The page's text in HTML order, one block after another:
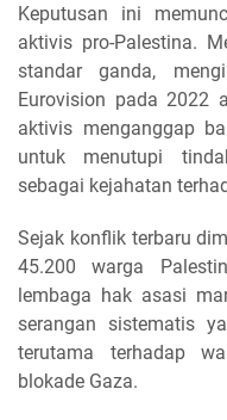
Keputusan ini
aktivis pro-Palestina.
standar ganda,
Eurovision pada 2022
aktivis menganggap
untuk menutupi
sebagai kejahatan
Sejak konflik terbaru
45.200 warga
lembaga hak asasi
serangan sistematis
terutama terhadap
blokade Gaza.